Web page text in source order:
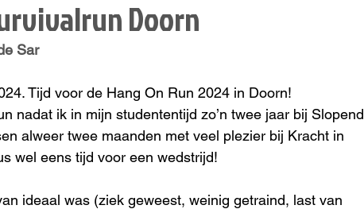
Doorn
Sar
Tijd voor de Hang On Run 2024 in Doorn!
nadat ik in mijn studententijd zo’n twee jaar bij Slopend
alweer twee maanden met veel plezier bij Kracht in
wel eens tijd voor een wedstrijd!
ideaal was (ziek geweest, weinig getraind, last van